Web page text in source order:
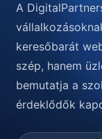
A
keresőbarát
szép, hanem
bemutatja a
érdeklődők